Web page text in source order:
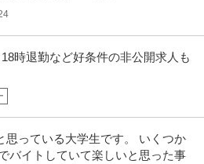
時退勤など好条件の非公開求人も
思っている大学生です。 いくつか
バイトしていて楽しいと思った事